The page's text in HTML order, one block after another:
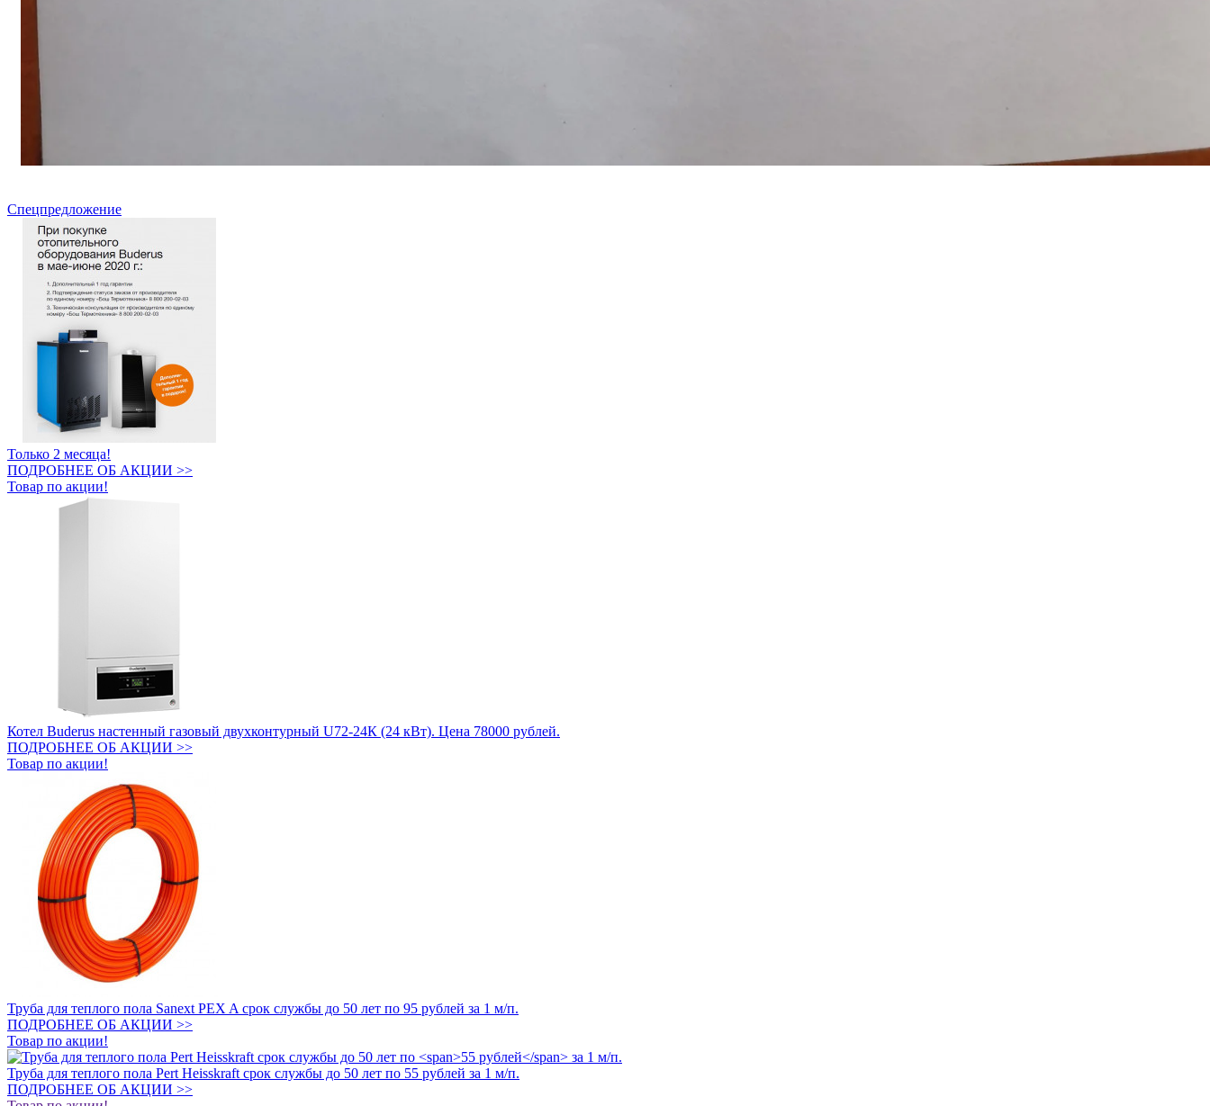
Спецпредложение
Только 2 месяца!
ПОДРОБНЕЕ ОБ АКЦИИ >>
Товар по акции!
Котел Buderus настенный газовый двухконтурный U72-24К (24 кВт). Цена 78000 рублей.
ПОДРОБНЕЕ ОБ АКЦИИ >>
Товар по акции!
Труба для теплого пола Sanext PEX A срок службы до 50 лет по 95 рублей за 1 м/п.
ПОДРОБНЕЕ ОБ АКЦИИ >>
Товар по акции!
Труба для теплого пола Pert Heisskraft срок службы до 50 лет по 55 рублей за 1 м/п.
ПОДРОБНЕЕ ОБ АКЦИИ >>